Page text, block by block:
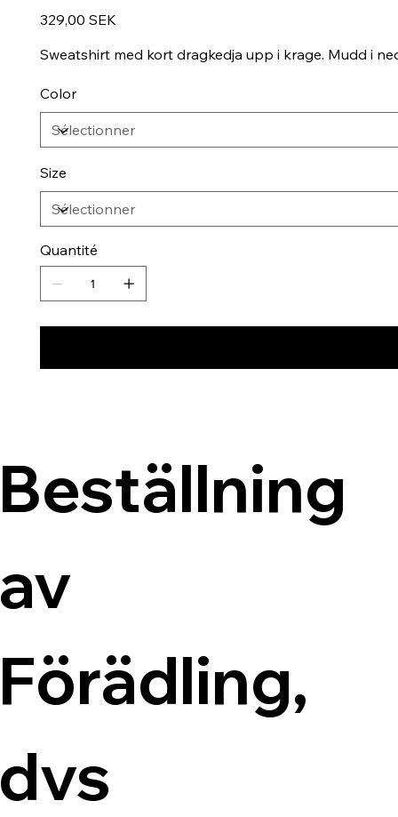
Prix
329,00 SEK
Sweatshirt med kort dragkedja upp i krage. Mudd i
Color
Size
Quantité